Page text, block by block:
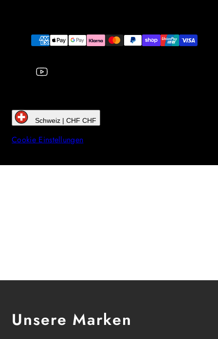
Zahlungsarten
YouTube
Schweiz | CHF CHF
Cookie Einstellungen
Unsere Marken